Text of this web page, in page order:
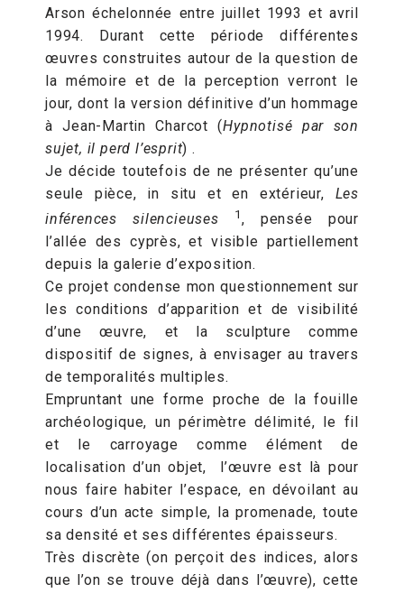
Arson échelonnée entre juillet 1993 et avril
1994. Durant cette période différentes
œuvres construites autour de la question de
la mémoire et de la perception verront le
jour, dont la version définitive d’un hommage
à Jean-Martin Charcot (Hypnotisé par son
sujet, il perd l’esprit) .
Je décide toutefois de ne présenter qu’une
seule pièce, in situ et en extérieur, Les
inférences silencieuses
1 , pensée pour
l’allée des cyprès, et visible partiellement
depuis la galerie d’exposition.
Ce projet condense mon questionnement sur
les conditions d’apparition et de visibilité
d’une œuvre, et la sculpture comme
dispositif de signes, à envisager au travers
de temporalités multiples.
Empruntant une forme proche de la fouille
archéologique, un périmètre délimité, le fil
et le carroyage comme élément de
localisation d’un objet, l’œuvre est là pour
nous faire habiter l’espace, en dévoilant au
cours d’un acte simple, la promenade, toute
sa densité et ses différentes épaisseurs.
Très discrète (on perçoit des indices, alors
que l’on se trouve déjà dans l’œuvre), cette